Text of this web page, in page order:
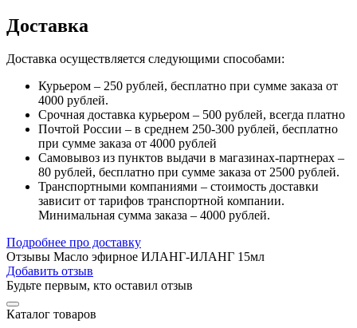
Доставка
Доставка осуществляется следующими способами:
Курьером – 250 рублей, бесплатно при сумме заказа от
4000 рублей.
Срочная доставка курьером – 500 рублей, всегда платно
Почтой России – в среднем 250-300 рублей, бесплатно
при сумме заказа от 4000 рублей
Самовывоз из пунктов выдачи в магазинах-партнерах –
80 рублей, бесплатно при сумме заказа от 2500 рублей.
Транспортными компаниями – стоимость доставки
зависит от тарифов транспортной компании.
Минимальная сумма заказа – 4000 рублей.
Подробнее про доставку
Отзывы Масло эфирное ИЛАНГ-ИЛАНГ 15мл
Добавить отзыв
Будьте первым, кто оставил отзыв
Каталог товаров